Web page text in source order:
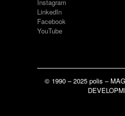
Instagram
LinkedIn
Facebook
YouTube
© 1990 – 2025 polis –